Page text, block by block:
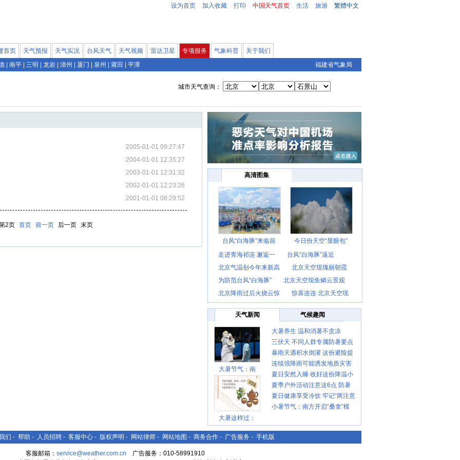
设为首页 加入收藏 打印 中国天气首页 生活 旅游 繁體中文
首页 天气预报 天气实况 台风天气 天气视频 雷达卫星 专项服务 气象科普
关于我们
南平 三明 龙岩 漳州 厦门 泉州 莆田 平潭 福建省气象局
城市天气查询：
2005-01-01 09:27:47
2004-01-01 12:35:27
2003-01-01 12:31:32
2002-01-01 12:23:26
2001-01-01 08:29:52
2页 首页 前一页 后一页 末页
高清图集
台风“白海豚”来临前
今日份天空“显眼包”
走进青海祁连 邂逅一
台风“白海豚”逼近
北京气温创今年来新高
北京天空现瑰丽朝霞
为防范台风“白海豚”
北京天空现鱼鳞云景观
北京降雨过后火烧云惊
惊喜连连 北京天空现
天气新闻 气候趣闻
大暑节气：南
大暑这样过：
大暑养生 温和消暑不贪凉
三伏天 不同人群专属防暑要点
请收好
暴雨天遇积水倒灌 这份避险提
示请收好
连续强降雨可能诱发地质灾害
这些前兆要知道
夏日安然入睡 收好这份降温小
贴士
夏季户外活动注意这6点 防暑
健身两不误
夏日健康享受冷饮 牢记“两注意
一控制”
小暑节气：南方开启“桑拿”模
们 - 帮助 - 人员招聘 - 客服中心 - 版权声明 - 网站律师 - 网站地图 - 商务合作 - 广告服务 - 手机版
客服邮箱： service@weather.com.cn 广告服务：010-58991910